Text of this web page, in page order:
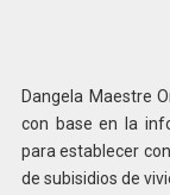
Dangela Maestre
con base en la
para establecer
de subisidios de